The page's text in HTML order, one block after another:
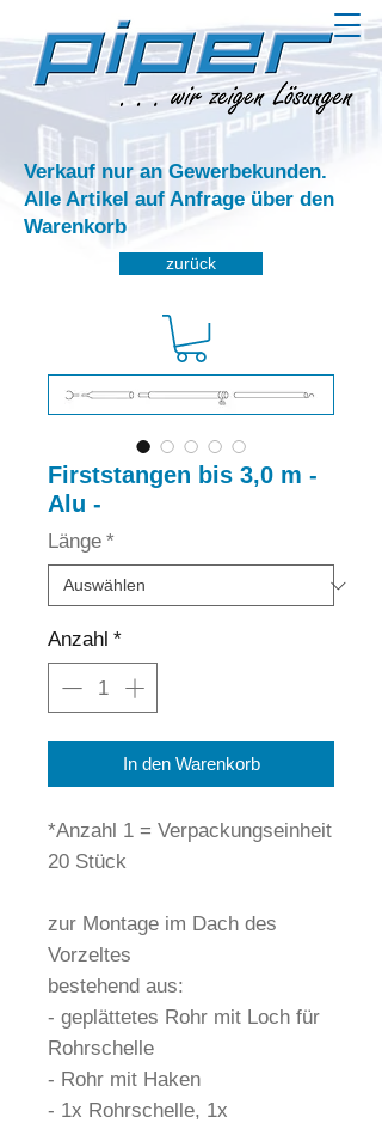
Verkauf nur an Gewerbekunden.
Alle Artikel auf Anfrage über den
Warenkorb
zurück
Firststangen bis 3,0 m -
Alu -
Länge *
Anzahl *
In den Warenkorb
*Anzahl 1 = Verpackungseinheit
20 Stück
zur Montage im Dach des
Vorzeltes
bestehend aus:
- geplättetes Rohr mit Loch für
Rohrschelle
- Rohr mit Haken
- 1x Rohrschelle, 1x